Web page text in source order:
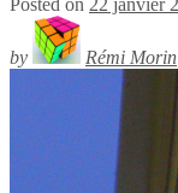
Posted on 22 janvier
by Rémi Morin